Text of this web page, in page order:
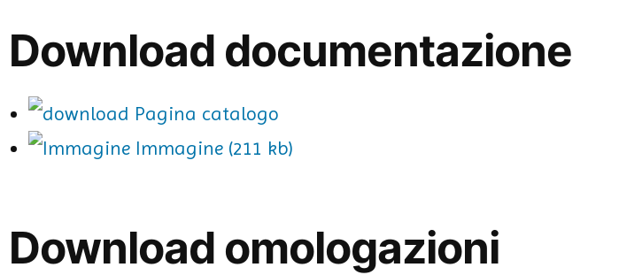
Download documentazione
Pagina catalogo
Immagine (211 kb)
Download omologazioni